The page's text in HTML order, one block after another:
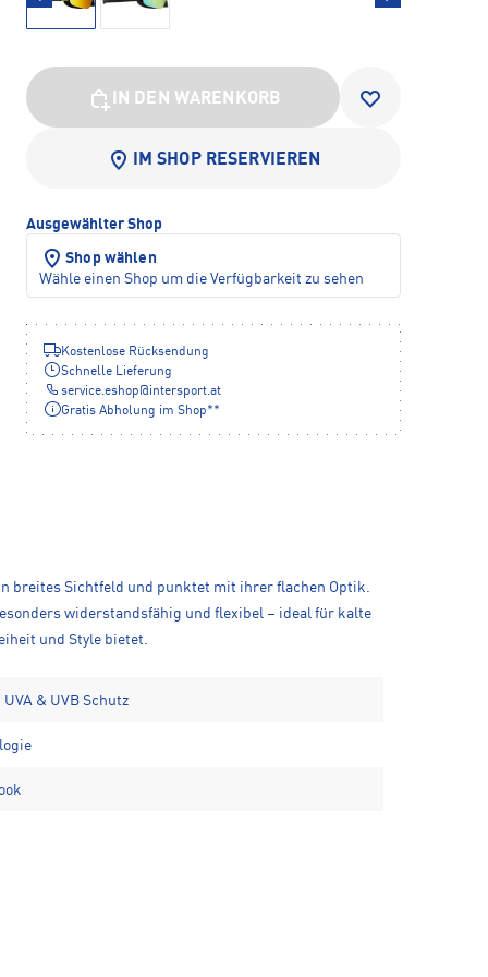
IN DEN WARENKORB
IM SHOP RESERVIEREN
Ausgewählter Shop
Shop wählen
Wähle einen Shop um die Verfügbarkeit zu sehen
Kostenlose Rücksendung
Schnelle Lieferung
service.eshop@intersport.at
Gratis Abholung im Shop**
breites Sichtfeld und punktet mit ihrer flachen Optik.
widerstandsfähig und flexibel – ideal für kalte
und Style bietet.
& UVB Schutz